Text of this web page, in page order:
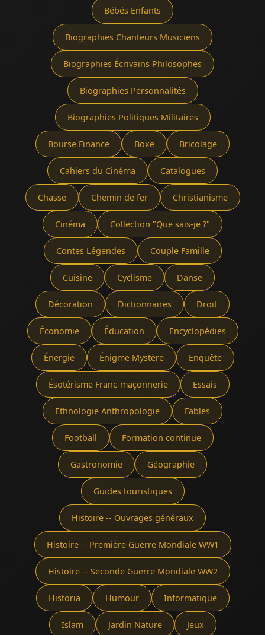
Bébés Enfants
Biographies Chanteurs Musiciens
Biographies Écrivains Philosophes
Biographies Personnalités
Biographies Politiques Militaires
Bourse Finance Boxe Bricolage
Cahiers du Cinéma Catalogues
Chasse Chemin de fer Christianisme
Cinéma Collection "Que sais-je ?"
Contes Légendes Couple Famille
Cuisine Cyclisme Danse
Décoration Dictionnaires Droit
Économie Éducation Encyclopédies
Énergie Énigme Mystère Enquête
Ésotérisme Franc-maçonnerie Essais
Ethnologie Anthropologie Fables
Football Formation continue
Gastronomie Géographie
Guides touristiques
Histoire -- Ouvrages généraux
Histoire -- Première Guerre Mondiale WW1
Histoire -- Seconde Guerre Mondiale WW2
Historia Humour Informatique
Islam Jardin Nature Jeux